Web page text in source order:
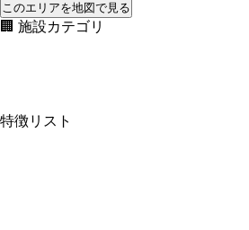
このエリアを地図で見る
🏢 施設カテゴリ
特徴リスト